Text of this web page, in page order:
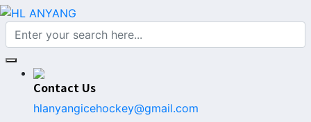
Contact Us
hlanyangicehockey@gmail.com